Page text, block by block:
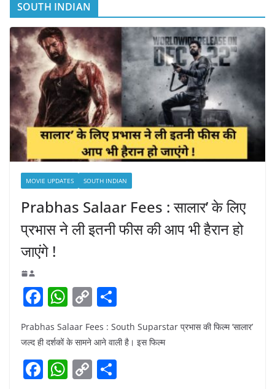
SOUTH INDIAN
MOVIE UPDATES SOUTH INDIAN
Prabhas Salaar Fees : सालार’ के लिए
प्रभास ने ली इतनी फीस की आप भी हैरान हो
जाएंगे !
F
c
e
b
W
at
s
A
C
p
y
Li
ar
Prabhas Salaar Fees : South Suparstar प्रभास की फिल्म ‘सालार’
जल्द ही दर्शकों के सामने आने वाली है। इस फिल्म
F W C